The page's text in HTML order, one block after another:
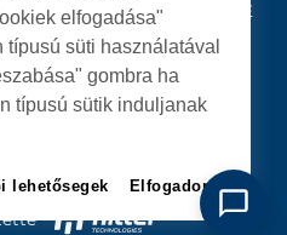
VÉDELME
CORP M, 440026 SATU MARE
elfogadása"
süti használatával
gombra ha
típusú sütik induljanak
lehetősegek Elfogadom